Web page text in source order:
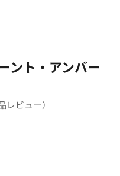
ント・アンバー
レビュー）